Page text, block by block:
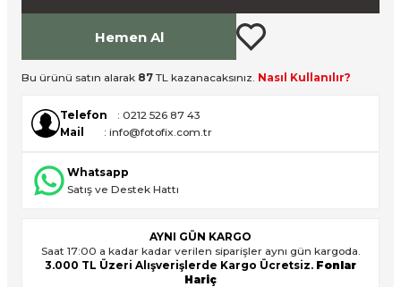
Işık Setleri
Setleri
Hemen Al
Bu ürünü satın alarak 87 TL kazanacaksınız. Nasıl Kullanılır?
Telefon
: 0212 526 87 43
Mail
: info@fotofix.com.tr
Whatsapp
Satış ve Destek Hattı
AYNI GÜN KARGO
Saat 17:00 a kadar kadar verilen siparişler aynı gün kargoda.
3.000 TL Üzeri Alışverişlerde Kargo Ücretsiz. Fonlar
Hariç